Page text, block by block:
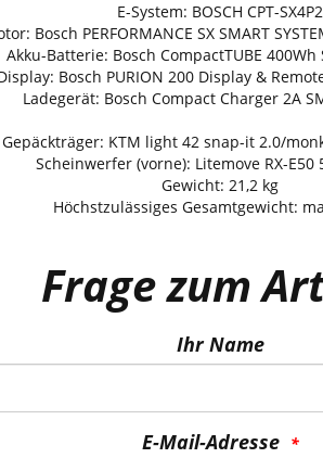
E-System: BOSCH CPT-SX4P2
Bosch PERFORMANCE SX SMART
Akku-Batterie: Bosch CompactTUBE 400Wh
Bosch PURION 200 Display &
Ladegerät: Bosch Compact Charger 2A
Gepäckträger: KTM light 42 snap-it 2.0/
Scheinwerfer (vorne): Litemove RX-E50
Gewicht: 21,2 kg
Höchstzulässiges Gesamtgewicht:
Frage zum
Ihr Name
E-Mail-Adresse